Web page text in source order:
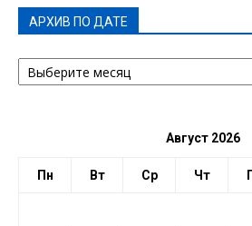
АРХИВ ПО ДАТЕ
АРХИВ
ПО
Август 2026
Пн Вт Ср Чт